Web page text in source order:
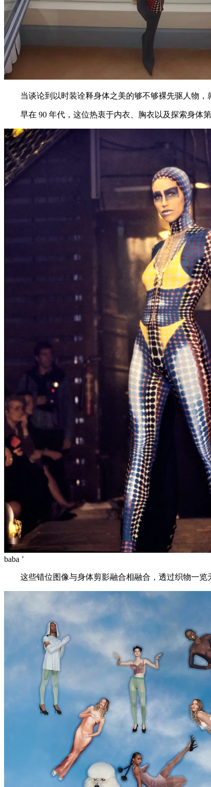
当谈论到以时装诠释身体之美的够不够裸先驱人物，就
早在 90 年代，这位热衷于内衣、胸衣以及探索身体第
baba ’
这些错位图像与身体剪影融合相融合，透过织物一览